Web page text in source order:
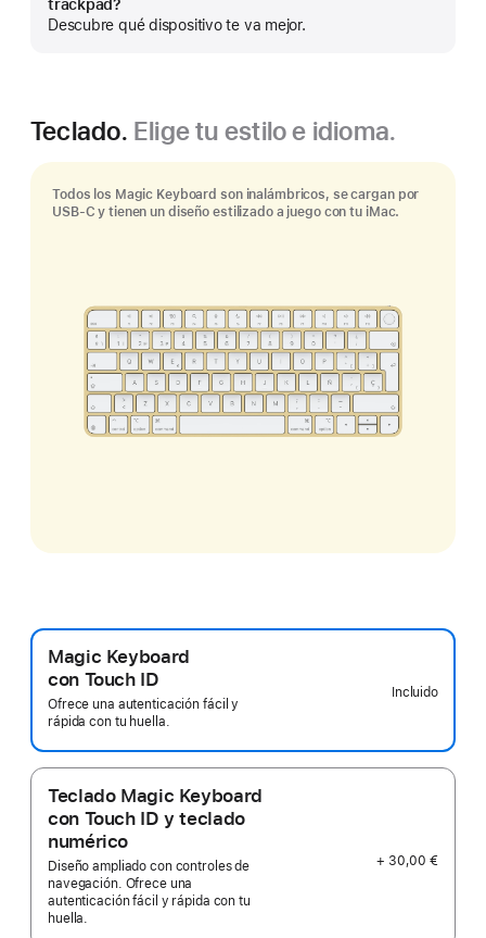
trackpad?
Descubre qué dispositivo te va mejor.
más
Teclado. Elige tu estilo e idioma.
Todos los Magic Keyboard son inalámbricos, se cargan por
USB-C y tienen un diseño estilizado a juego con tu iMac.
Magic Keyboard
con Touch ID
Ofrece una autenticación fácil y
rápida con tu huella.
Incluido
Teclado Magic Keyboard
con Touch ID y teclado
numérico
Diseño ampliado con controles de
navegación. Ofrece una
autenticación fácil y rápida con tu
huella.
+ 30,00 €